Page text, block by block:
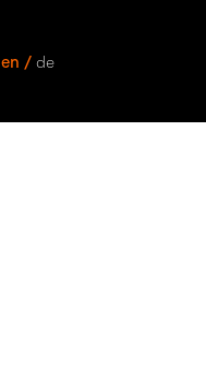
en / de